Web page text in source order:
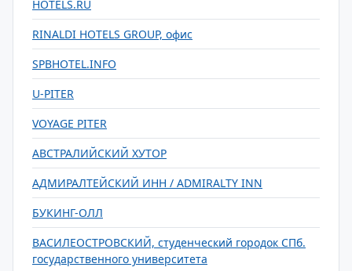
HOTELS.RU
RINALDI HOTELS GROUP, офис
SPBHOTEL.INFO
U-PITER
VOYAGE PITER
АВСТРАЛИЙСКИЙ ХУТОР
АДМИРАЛТЕЙСКИЙ ИНН / ADMIRALTY INN
БУКИНГ-ОЛЛ
ВАСИЛЕОСТРОВСКИЙ, студенческий городок СПб.
государственного университета